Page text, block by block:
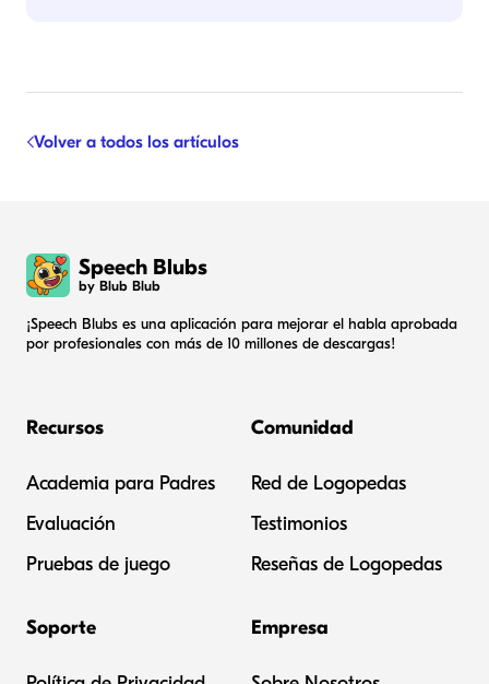
Volver a todos los artículos
Speech Blubs
by Blub Blub
¡Speech Blubs es una aplicación para mejorar el habla aprobada
por profesionales con más de 10 millones de descargas!
Recursos
Academia para Padres
Evaluación
Pruebas de juego
Comunidad
Red de Logopedas
Testimonios
Reseñas de Logopedas
Soporte Empresa